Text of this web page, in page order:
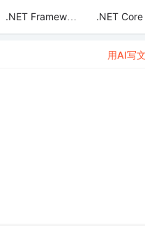
.NET Framework .NET Core
用AI写